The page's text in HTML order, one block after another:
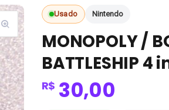
Usado Nintendo
MONOPOLY /
BATTLESHIP 4
R$ 30,00